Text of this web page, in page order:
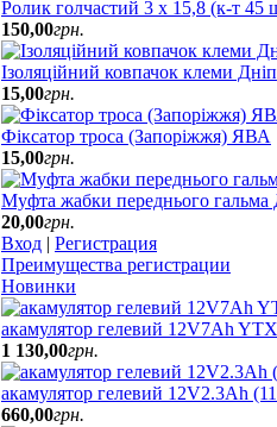
Ролик голчастий 3 х 15,8 (к-т 45
150,00грн.
Ізоляційний ковпачок клеми
15,00грн.
Фіксатор троса (Запоріжжя) ЯВА
15,00грн.
Муфта жабки переднього гальма
20,00грн.
Вход | Регистрация
Преимущества регистрации
Новинки
акамулятор гелевий 12V7Ah
1 130,00грн.
акамулятор гелевий 12V2.3Ah
660,00грн.